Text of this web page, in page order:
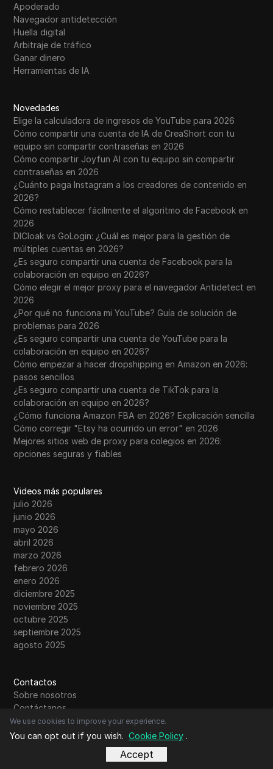
Apoderado
Navegador antidetección
Huella digital
Arbitraje de tráfico
Ganar dinero
Herramientas de IA
Novedades
Elige la calculadora de ingresos de YouTube para 2026
Cómo compartir una cuenta de IA de CreaShort con tu
equipo sin compartir contraseñas en 2026
Cómo compartir Joyfun AI con tu equipo sin compartir
contraseñas en 2026
¿Cuánto paga Instagram a los creadores de contenido en
2026?
Cómo restablecer fácilmente el algoritmo de Facebook en
2026
DICloak vs GoLogin: ¿Cuál es mejor para la gestión de
múltiples cuentas en 2026?
¿Es seguro compartir una cuenta de Facebook para la
colaboración en equipo en 2026?
Cómo elegir el mejor proxy para el navegador Antidetect en
2026
¿Por qué no funciona mi YouTube? Guía de solución de
problemas para 2026
¿Es seguro compartir una cuenta de YouTube para la
colaboración en equipo en 2026?
Cómo empezar a hacer dropshipping en Amazon en 2026:
pasos sencillos
¿Es seguro compartir una cuenta de TikTok para la
colaboración en equipo en 2026?
¿Cómo funciona Amazon FBA en 2026? Explicación sencilla
Cómo corregir "Etsy ha ocurrido un error" en 2026
Mejores sitios web de proxy para colegios en 2026:
opciones seguras y fiables
Videos más populares
julio 2026
junio 2026
mayo 2026
abril 2026
marzo 2026
febrero 2026
enero 2026
diciembre 2025
noviembre 2025
octubre 2025
septiembre 2025
agosto 2025
Contactos
Sobre nosotros
Contáctanos
Comunidad
Envío de artículos
Enviar Publicación de Invitado
We use cookies to improve your experience.
You can opt out if you wish. Cookie Policy .
Accept